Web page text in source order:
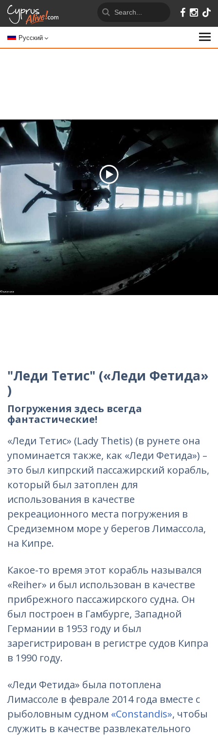
Русский
"Леди Тетис" («Леди Фетида»
)
Погружения здесь всегда
фантастические!
«Леди Тетис» (Lady Thetis) (в рунете она
упоминается также, как «Леди Фетида») –
это был кипрский пассажирский корабль,
который был затоплен для
использования в качестве
рекреационного места погружения в
Средиземном море у берегов Лимассола,
на Кипре.
Какое-то время этот корабль назывался
«Reiher» и был использован в качестве
прибрежного пассажирского судна. Он
был построен в Гамбурге, Западной
Германии в 1953 году и был
зарегистрирован в регистре судов Кипра
в 1990 году.
«Леди Фетида» была потоплена
Лимассоле в феврале 2014 года вместе с
рыболовным судном «Constandis», чтобы
служить в качестве развлекательного